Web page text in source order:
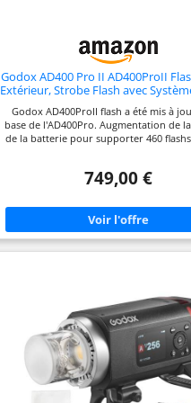
Godox AD400 Pro II AD400ProII
Extérieur, Strobe Flash avec
2.4G, Lampe Modeling Bi-Couleur
0.01~1s Recycle,460 Fois
Godox AD400ProII flash a été mis à
base de l'AD400Pro. Augmentation de
de la batterie pour supporter 460
couleur 2800K-6000K réglable. Il y a
température de couleur de flash plus
400Pro II dispose d'un excellent
solidification avec une durée d'éclair
1/3470 s-1/27770s. Mode flash
synchronisation haute vitesse jusqu'au
idéal pour les conditions lumineuses.
ultra-fast freeze » (durée d'éclair de 1/27
parfaitement les sujets rapides.
et Modeling Lampe] - Un contrôle d e
fin au 1/512 permet des réglages très
arrêts: 1/512~1/1 (réglage fin par 0,1
lampe pilote bi-couleur intégrée de 30W
749,00 €